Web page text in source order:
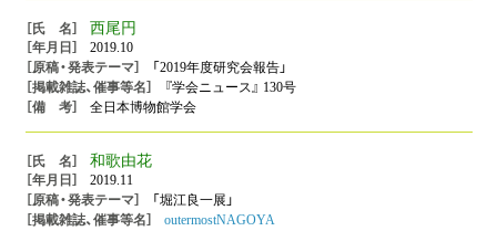
西尾円
2019.10
「2019年度研究会報告」
『学会ニュース』 130号
全日本博物館学会
和歌由花
2019.11
「堀江良一展」
outermostNAGOYA